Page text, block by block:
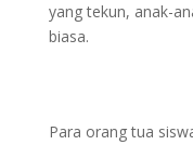
yang tekun, anak-
biasa.
Para orang tua